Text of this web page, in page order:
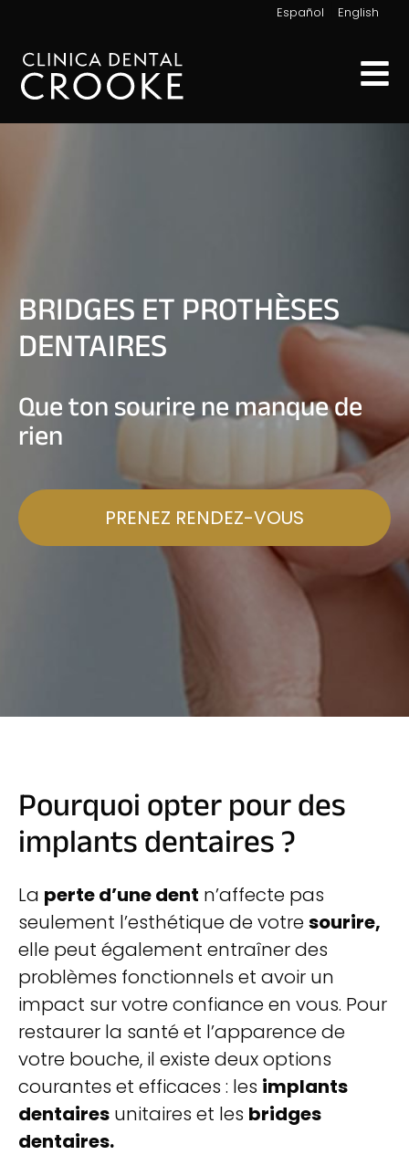
Español English
BRIDGES ET PROTHÈSES
DENTAIRES
Que ton sourire ne manque de
rien
PRENEZ RENDEZ-VOUS
Pourquoi opter pour des
implants dentaires ?
La perte d’une dent n’affecte pas
seulement l’esthétique de votresourire,
elle peut également entraîner des
problèmes fonctionnels et avoir un
impact sur votre confiance en vous. Pour
restaurer la santé et l’apparence de
votre bouche, il existe deux options
courantes et efficaces : les implants
dentaires unitaires et les bridges
dentaires.